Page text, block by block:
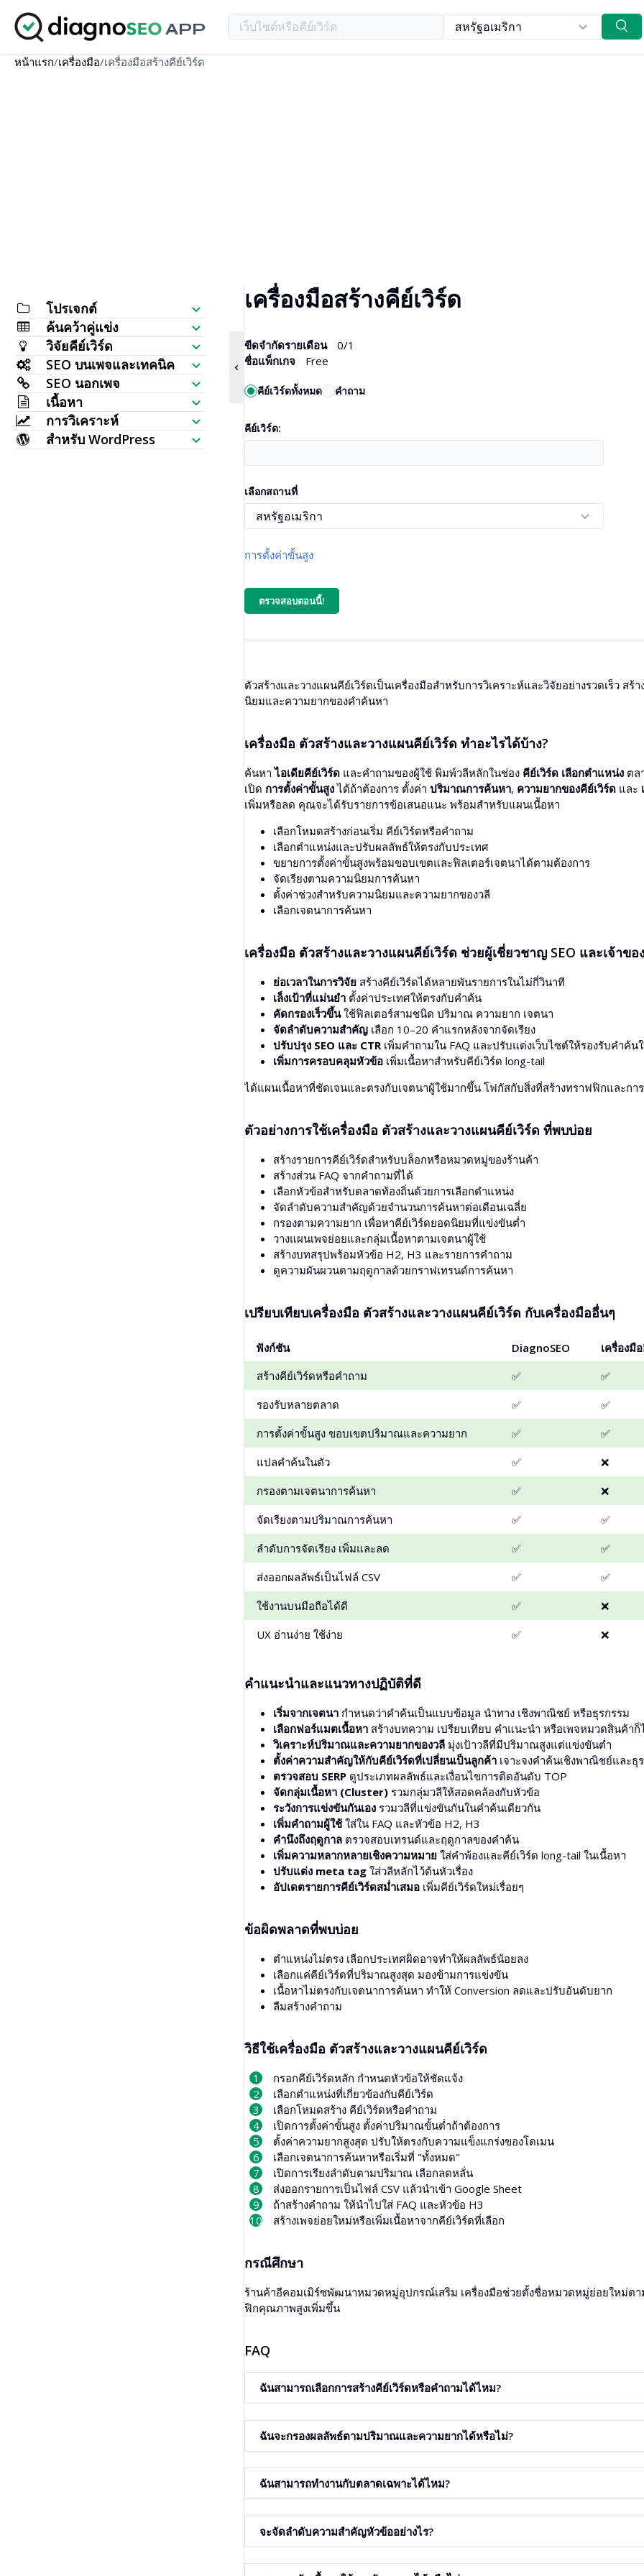
APP
หน้าแรก/เครื่องมือ/เครื่องมือสร้างคีย์เวิร์ด
เครื่องมือสร้างคีย์เวิร์ด
ขีดจำกัดรายเดือน 0/1
ชื่อแพ็กเกจ
Free
คีย์เวิร์ดทั้งหมด คำถาม
คีย์เวิร์ด:
เลือกสถานที่
การตั้งค่าขั้นสูง
ลำดับการเรียง:
ปริมาณการค้นหา:
ความยากของคีย์เวิร์ด:
(0/ว่างเปล่า => ไม่จำกัด)
เจตนาในการค้นหา:
(ไม่บังคับ) เลือกภาษาสำหรับการแปล
ตรวจสอบตอนนี้!
ตัวสร้างและวางแผนคีย์เวิร์ดเป็นเครื่องมือสำหรับการวิเคราะห์และวิจัยอย่างรวดเร็ว ส
นิยมและความยากของคำค้นหา
เครื่องมือ ตัวสร้างและวางแผนคีย์เวิร์ด ทำอะไรได้บ้าง?
ค้นหาไอเดียคีย์เวิร์ด และคำถามของผู้ใช้ พิมพ์วลีหลักในช่อง คีย์เวิร์ด เลือกตำแหน่ง ตล
เปิด การตั้งค่าขั้นสูงได้ถ้าต้องการ ตั้งค่า ปริมาณการค้นหา, ความยากของคีย์เวิร์ด และ
เพิ่มหรือลด คุณจะได้รับรายการข้อเสนอแนะ พร้อมสำหรับแผนเนื้อหา
เลือกโหมดสร้างก่อนเริ่ม คีย์เวิร์ดหรือคำถาม
เลือกตำแหน่งและปรับผลลัพธ์ให้ตรงกับประเทศ
ขยายการตั้งค่าขั้นสูงพร้อมขอบเขตและฟิลเตอร์เจตนาได้ตามต้องการ
จัดเรียงตามความนิยมการค้นหา
ตั้งค่าช่วงสำหรับความนิยมและความยากของวลี
เลือกเจตนาการค้นหา
เครื่องมือ ตัวสร้างและวางแผนคีย์เวิร์ด ช่วยผู้เชี่ยวชาญ SEO และเจ้าขอ
ย่อเวลาในการวิจัย สร้างคีย์เวิร์ดได้หลายพันรายการในไม่กี่วินาที
เล็งเป้าที่แม่นยำ ตั้งค่าประเทศให้ตรงกับคำค้น
คัดกรองเร็วขึ้นใช้ฟิลเตอร์สามชนิด ปริมาณ ความยาก เจตนา
จัดลำดับความสำคัญ เลือก 10–20 คำแรกหลังจากจัดเรียง
ปรับปรุง SEO และ CTRเพิ่มคำถามใน FAQ และปรับแต่งเว็บไซต์ให้รองรับคำค้น
เพิ่มการครอบคลุมหัวข้อ เพิ่มเนื้อหาสำหรับคีย์เวิร์ด long-tail
ได้แผนเนื้อหาที่ชัดเจนและตรงกับเจตนาผู้ใช้มากขึ้น โฟกัสกับสิ่งที่สร้างทราฟฟิกและกา
ตัวอย่างการใช้เครื่องมือ ตัวสร้างและวางแผนคีย์เวิร์ด ที่พบบ่อย
สร้างรายการคีย์เวิร์ดสำหรับบล็อกหรือหมวดหมู่ของร้านค้า
สร้างส่วน FAQ จากคำถามที่ได้
เลือกหัวข้อสำหรับตลาดท้องถิ่นด้วยการเลือกตำแหน่ง
จัดลำดับความสำคัญด้วยจำนวนการค้นหาต่อเดือนเฉลี่ย
กรองตามความยาก เพื่อหาคีย์เวิร์ดยอดนิยมที่แข่งขันต่ำ
วางแผนเพจย่อยและกลุ่มเนื้อหาตามเจตนาผู้ใช้
สร้างบทสรุปพร้อมหัวข้อ H2, H3 และรายการคำถาม
ดูความผันผวนตามฤดูกาลด้วยกราฟเทรนด์การค้นหา
เปรียบเทียบเครื่องมือ ตัวสร้างและวางแผนคีย์เวิร์ด กับเครื่องมืออื่นๆ
ฟังก์ชัน DiagnoSEO
เครื่องมื
สร้างคีย์เวิร์ดหรือคำถาม
✅
✅
รองรับหลายตลาด
✅
✅
การตั้งค่าขั้นสูง ขอบเขตปริมาณและความยาก
✅
✅
แปลคำค้นในตัว
✅
❌
กรองตามเจตนาการค้นหา
✅
❌
จัดเรียงตามปริมาณการค้นหา
✅
✅
ลำดับการจัดเรียง เพิ่มและลด
✅
✅
ส่งออกผลลัพธ์เป็นไฟล์ CSV
✅
✅
ใช้งานบนมือถือได้ดี
✅
❌
UX อ่านง่าย ใช้ง่าย
✅ ❌
คำแนะนำและแนวทางปฏิบัติที่ดี
เริ่มจากเจตนา กำหนดว่าคำค้นเป็นแบบข้อมูล นำทาง เชิงพาณิชย์ หรือธุรกรรม
เลือกฟอร์แมตเนื้อหา สร้างบทความ เปรียบเทียบ คำแนะนำ หรือเพจหมวดสินค้าก็
วิเคราะห์ปริมาณและความยากของวลี มุ่งเป้าวลีที่มีปริมาณสูงแต่แข่งขันต่ำ
ตั้งค่าความสำคัญให้กับคีย์เวิร์ดที่เปลี่ยนเป็นลูกค้า เจาะจงคำค้นเชิงพาณิชย์และธุ
ตรวจสอบ SERP ดูประเภทผลลัพธ์และเงื่อนไขการติดอันดับ TOP
จัดกลุ่มเนื้อหา (Cluster) รวมกลุ่มวลีให้สอดคล้องกับหัวข้อ
ระวังการแข่งขันกันเอง รวมวลีที่แข่งขันกันในคำค้นเดียวกัน
เพิ่มคำถามผู้ใช้ใส่ใน FAQ และหัวข้อ H2, H3
คำนึงถึงฤดูกาล ตรวจสอบเทรนด์และฤดูกาลของคำค้น
เพิ่มความหลากหลายเชิงความหมาย ใส่คำพ้องและคีย์เวิร์ด long-tail ในเนื้อหา
ปรับแต่ง meta tag ใส่วลีหลักไว้ต้นหัวเรื่อง
อัปเดตรายการคีย์เวิร์ดสม่ำเสมอ เพิ่มคีย์เวิร์ดใหม่เรื่อยๆ
ข้อผิดพลาดที่พบบ่อย
ตำแหน่งไม่ตรง เลือกประเทศผิดอาจทำให้ผลลัพธ์น้อยลง
เลือกแค่คีย์เวิร์ดที่ปริมาณสูงสุด มองข้ามการแข่งขัน
เนื้อหาไม่ตรงกับเจตนาการค้นหา ทำให้ Conversion ลดและปรับอันดับยาก
ลืมสร้างคำถาม
วิธีใช้เครื่องมือ ตัวสร้างและวางแผนคีย์เวิร์ด
กรอกคีย์เวิร์ดหลัก กำหนดหัวข้อให้ชัดแจ้ง
เลือกตำแหน่งที่เกี่ยวข้องกับคีย์เวิร์ด
เลือกโหมดสร้าง คีย์เวิร์ดหรือคำถาม
เปิดการตั้งค่าขั้นสูง ตั้งค่าปริมาณขั้นต่ำถ้าต้องการ
ตั้งค่าความยากสูงสุด ปรับให้ตรงกับความแข็งแกร่งของโดเมน
เลือกเจตนาการค้นหาหรือเริ่มที่ "ทั้งหมด"
เปิดการเรียงลำดับตามปริมาณ เลือกลดหลั่น
ส่งออกรายการเป็นไฟล์ CSV แล้วนำเข้า Google Sheet
ถ้าสร้างคำถาม ให้นำไปใส่ FAQ และหัวข้อ H3
สร้างเพจย่อยใหม่หรือเพิ่มเนื้อหาจากคีย์เวิร์ดที่เลือก
กรณีศึกษา
ร้านค้าอีคอมเมิร์ซพัฒนาหมวดหมู่อุปกรณ์เสริม เครื่องมือช่วยตั้งชื่อหมวดหมู่ย่อยใหม่ต
ฟิกคุณภาพสูงเพิ่มขึ้น
FAQ
ฉันสามารถเลือกการสร้างคีย์เวิร์ดหรือคำถามได้ไหม?
ได้ ก่อนเริ่มงาน เลือกโหมด สร้างคีย์เวิร์ดหรือคำถาม
ฉันจะกรองผลลัพธ์ตามปริมาณและความยากได้หรือไม่?
ได้ ที่การตั้งค่าขั้นสูง สามารถกำหนดช่วงปริมาณและความยากได้
ฉันสามารถทำงานกับตลาดเฉพาะได้ไหม?
ได้ เลือกตำแหน่ง สร้างผลลัพธ์ที่ตรงกับประเทศเป้าหมาย
จะจัดลำดับความสำคัญหัวข้ออย่างไร?
เปิดการเรียงลำดับตามปริมาณ เลือกลดหลั่น เลือกหัวข้อที่ศักยภาพสูงและการแข่งขันต่ำ
โปรเจกต์
รายการตรวจสอบ SEO
ค้นคว้าคู่แข่ง
เช็กการมองเห็นเว็บไซต์
วิเคราะห์ SERP
วิจัยคีย์เวิร์ด
ตัวสร้างคีย์เวิร์ด
เช็กปริมาณค้นหาจำนวนมาก
ไอเดียคีย์เวิร์ด (ข้อมูลสด)
SEO บนเพจและเทคนิค
ตรวจสอบ SEO
ตำแหน่งคีย์เวิร์ด
HTTP Request
SEO นอกเพจ
ตัวตรวจสอบแบ็กลิงก์
หน้าที่มีลิงก์มากที่สุด
เนื้อหา
ตัวสร้างบทความ AI
การวิเคราะห์
ตรวจสอบอันดับคีย์เวิร์ด
สำหรับ WordPress